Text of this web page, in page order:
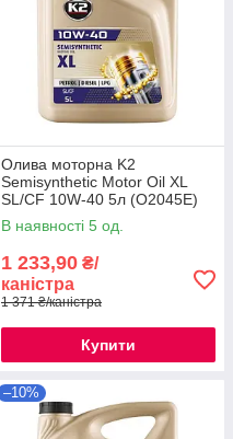
Олива моторна K2
Semisynthetic Motor Oil XL
SL/CF 10W-40 5л (O2045E)
В наявності 5 од.
1 233,90 ₴/
каністра
1 371 ₴/каністра
Купити
–10%